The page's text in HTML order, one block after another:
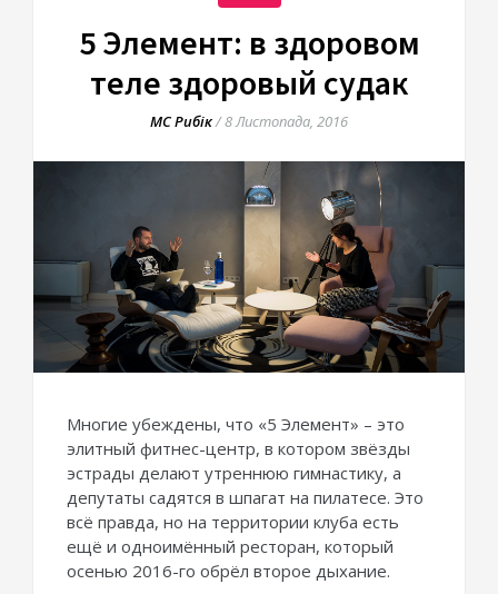
5 Элемент: в здоровом
теле здоровый судак
МС Рибік/8 Листопада, 2016
Многие убеждены, что «5 Элемент» – это
элитный фитнес-центр, в котором звёзды
эстрады делают утреннюю гимнастику, а
депутаты садятся в шпагат на пилатесе. Это
всё правда, но на территории клуба есть
ещё и одноимённый ресторан, который
осенью 2016-го обрёл второе дыхание.